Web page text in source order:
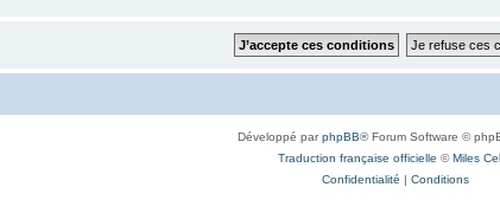
Développé parphpBB® Forum Software ©
Traduction française officielle ©Miles
Confidentialité | Conditions